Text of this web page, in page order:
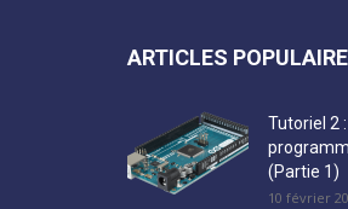
ARTICLES
Tutoriel 2
(Partie 1)
10 février